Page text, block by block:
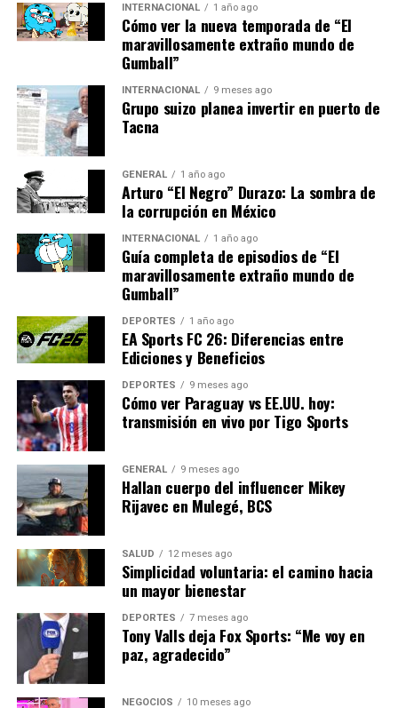
Los senadores recalcaron que, aunque algunas de estas
iniciativas ya se llevan a cabo, no están formalmente
incluidas en la Ley General de Educación. Esto limita su
alcance y efectividad, ya que no todos los programas
educativos actuales cuentan con los recursos necesarios
para ser verdaderamente inclusivos.
Impacto y futuro de la
educación inclusiva
La inclusión del lenguaje de señas mexicana en la
educación es un paso crucial hacia la igualdad de
oportunidades para los estudiantes con discapacidad
sino que también contribuiría a una mayor integración
social y profesional en el futuro.
Expertos en educación inclusiva señalan que la
implementación efectiva de esta propuesta podría
servir como modelo para otros países de la región. Al
fomentar una educación más accesible, se promueve una
sociedad más equitativa y justa.
“Es fundamental que las
políticas educativas
incluyan a todos los
estudiantes,
independientemente de sus
capacidades. La educación
INTERNACIONAL 1 año ago
Cómo ver la nueva temporada de “El
maravillosamente extraño mundo de
Gumball”
INTERNACIONAL 9 meses ago
Grupo suizo planea invertir en puerto de
Tacna
GENERAL 1 año ago
Arturo “El Negro” Durazo: La sombra de
la corrupción en México
INTERNACIONAL 1 año ago
Guía completa de episodios de “El
maravillosamente extraño mundo de
Gumball”
DEPORTES 1 año ago
EA Sports FC 26: Diferencias entre
Ediciones y Beneficios
DEPORTES 9 meses ago
Cómo ver Paraguay vs EE.UU. hoy:
transmisión en vivo por Tigo Sports
GENERAL 9 meses ago
Hallan cuerpo del influencer Mikey
Rijavec en Mulegé, BCS
SALUD 12 meses ago
Simplicidad voluntaria: el camino hacia
un mayor bienestar
DEPORTES 7 meses ago
Tony Valls deja Fox Sports: “Me voy en
paz, agradecido”
NEGOCIOS 10 meses ago